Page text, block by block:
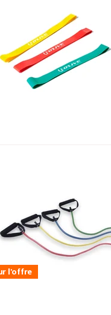
l'offre